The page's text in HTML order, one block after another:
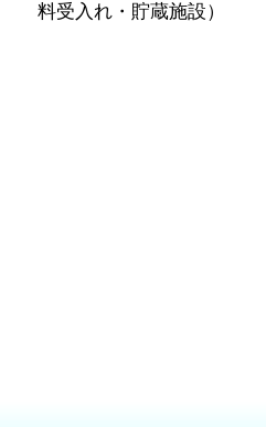
料受入れ・貯蔵施設）